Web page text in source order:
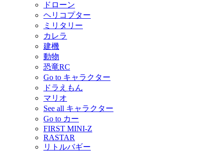
ドローン
ヘリコプター
ミリタリー
カレラ
建機
動物
恐竜RC
Go to キャラクター
ドラえもん
マリオ
See all キャラクター
Go to カー
FIRST MINI-Z
RASTAR
リトルバギー